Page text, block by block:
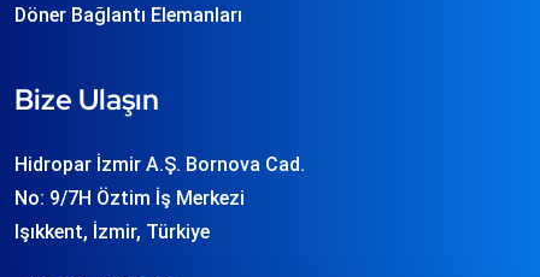
Döner Bağlantı Elemanları
Bize Ulaşın
Hidropar İzmir A.Ş. Bornova Cad.
No: 9/7H Öztim İş Merkezi
Işıkkent, İzmir, Türkiye